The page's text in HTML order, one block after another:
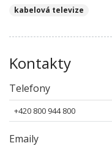
kabelová televize
Kontakty
Telefony
+420 800 944 800
Emaily